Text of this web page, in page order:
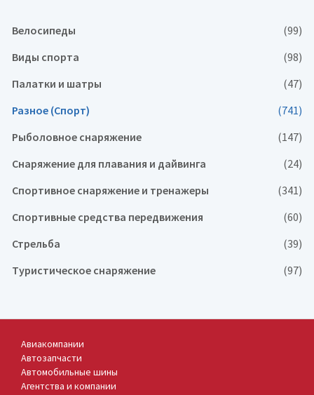
Велосипеды
(99)
Виды спорта
(98)
Палатки и шатры
(47)
Разное (Спорт)
(741)
Рыболовное снаряжение
(147)
Снаряжение для плавания и дайвинга
(24)
Спортивное снаряжение и тренажеры
(341)
Спортивные средства передвижения
(60)
Стрельба
(39)
Туристическое снаряжение
(97)
Авиакомпании
Автозапчасти
Автомобильные шины
Агентства и компании